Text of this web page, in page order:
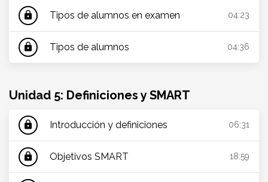
lock Tipos de alumnos en examen 04:23
lock Tipos de alumnos 04:36
Unidad 5: Definiciones y SMART
lock Introducción y definiciones 06:31
lock Objetivos SMART 18:59